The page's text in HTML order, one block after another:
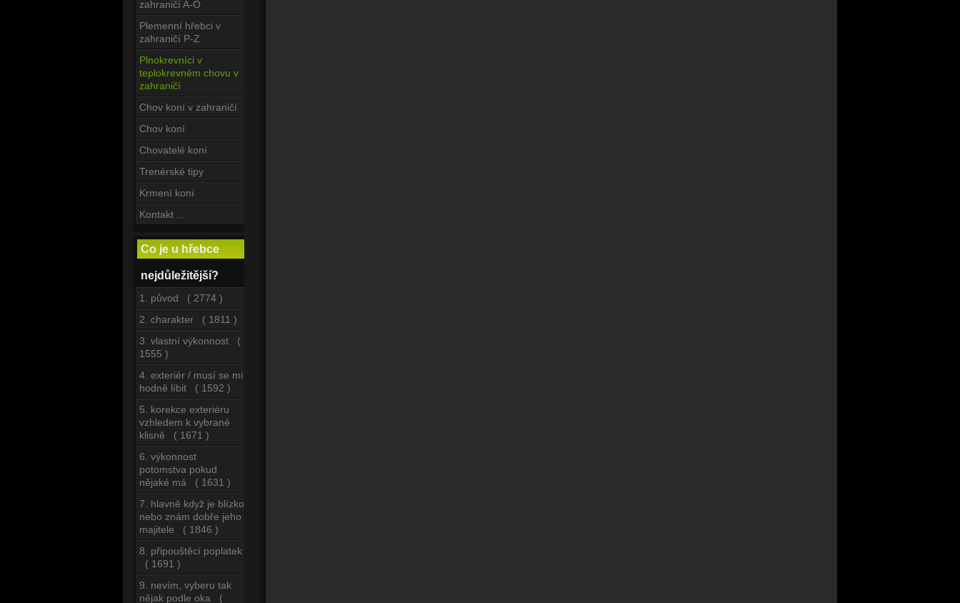
zahraničí A-O
Plemenní hřebci v
zahraničí P-Z
Plnokrevníci v
teplokrevném chovu v
zahraničí
Chov koní v zahraničí
Chov koní
Chovatelé koní
Trenérské tipy
Krmení koní
Kontakt ...
Co je u hřebce
nejdůležitější?
1. původ ( 2774 )
2. charakter ( 1811 )
3. vlastní výkonnost (
1555 )
4. exteriér / musí se mi
hodně líbit ( 1592 )
5. korekce exteriéru
vzhledem k vybrané
klisně ( 1671 )
6. výkonnost
potomstva pokud
nějaké má ( 1631 )
7. hlavně když je blízko
nebo znám dobře jeho
majitele ( 1846 )
8. připouštěcí poplatek
( 1691 )
9. nevím, vyberu tak
nějak podle oka (